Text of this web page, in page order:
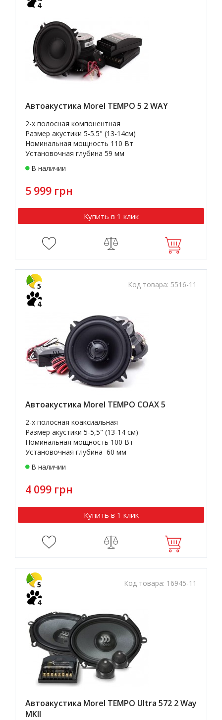
4
Автоакустика Morel TEMPO 5 2 WAY
2-х полосная компонентная
Размер акустики 5-5.5" (13-14см)
Номинальная мощность 110 Вт
Установочная глубина 59 мм
В наличии
5 999 грн
Купить в 1 клик
Код товара: 5516-11
5
4
Автоакустика Morel TEMPO COAX 5
2-х полосная коаксиальная
Размер акустики 5-5,5" (13-14 см)
Номинальная мощность 100 Вт
Установочная глубина 60 мм
В наличии
4 099 грн
Купить в 1 клик
Код товара: 16945-11
5
4
Автоакустика Morel TEMPO Ultra 572 2 Way
MKII